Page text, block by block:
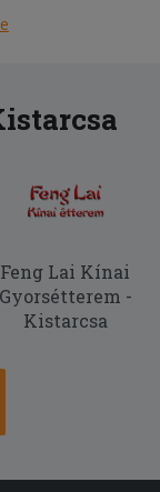
Feng Lai Kínai
Gyorsétterem -
Kistarcsa